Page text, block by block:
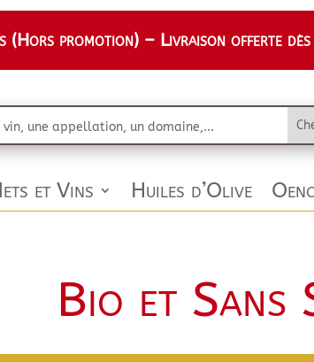
(Hors promotion) – Livraison offerte
et Vins Huiles d’Olive
Bio et Sans